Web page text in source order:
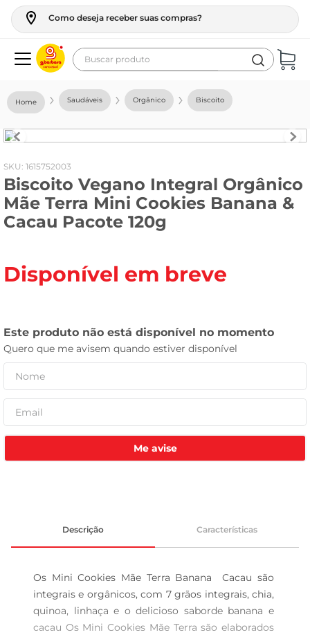
Como deseja receber suas compras?
Buscar produto
Saudáveis Orgânico Biscoito
: 1615752003
Biscoito Vegano Integral Orgânico
Mãe Terra Mini Cookies Banana &
Cacau Pacote 120g
Disponível em breve
Me avise
Descrição Características
Os Mini Cookies Mãe Terra Banana  Cacau são
integrais e orgânicos, com 7 grãos integrais, chia,
quinoa, linhaça e o delicioso saborde banana e
cacau Os Mini Cookies Mãe Terra são elaborados
geladeira
fogao
café
cerveja
vinho
celular